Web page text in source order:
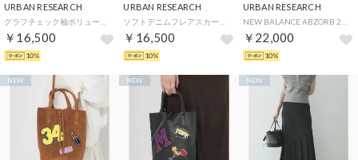
URBAN RESEARCH
￥16,500
10%
URBAN RESEARCH
￥16,500
10%
URBAN RESEARCH
￥22,000
10%
NEW NEW NEW